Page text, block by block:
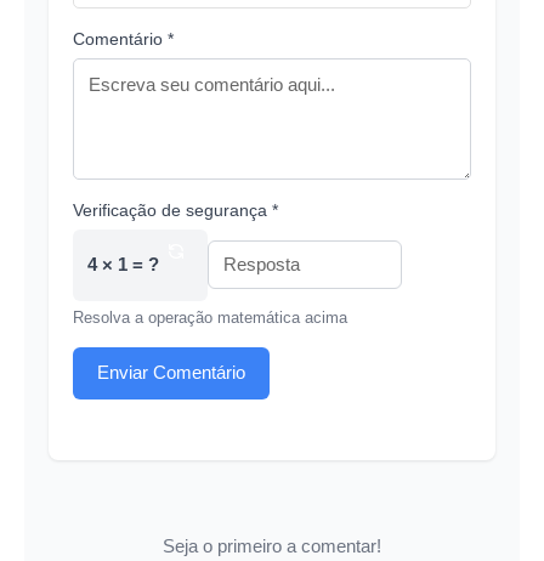
Comentário *
Verificação de segurança *
4 × 1 = ?
Resolva a operação matemática acima
Enviar Comentário
Seja o primeiro a comentar!